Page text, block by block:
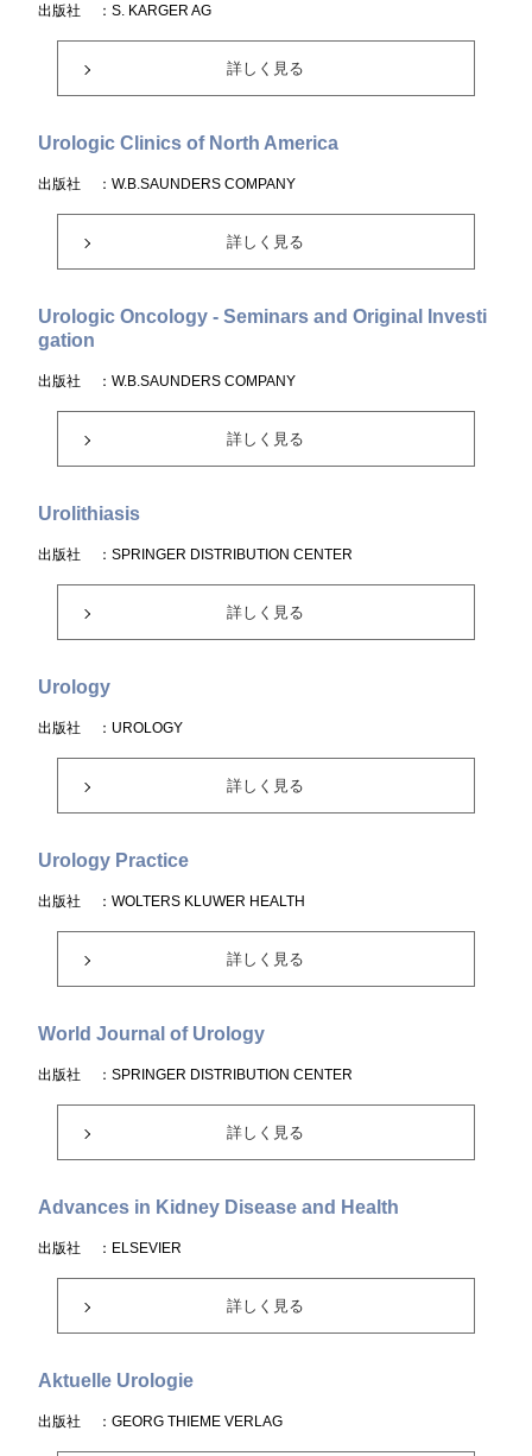
出版社 ：S. KARGER AG
詳しく見る
Urologic Clinics of North America
出版社 ：W.B.SAUNDERS COMPANY
詳しく見る
Urologic Oncology - Seminars and Original Investi
gation
出版社 ：W.B.SAUNDERS COMPANY
詳しく見る
Urolithiasis
出版社 ：SPRINGER DISTRIBUTION CENTER
詳しく見る
Urology
出版社 ：UROLOGY
詳しく見る
Urology Practice
出版社 ：WOLTERS KLUWER HEALTH
詳しく見る
World Journal of Urology
出版社 ：SPRINGER DISTRIBUTION CENTER
詳しく見る
Advances in Kidney Disease and Health
出版社 ：ELSEVIER
詳しく見る
Aktuelle Urologie
出版社 ：GEORG THIEME VERLAG